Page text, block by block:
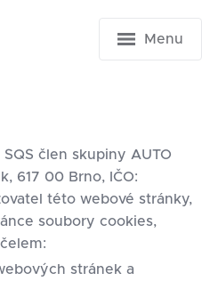
Menu
člen skupiny AUTO
617 00 Brno, IČO:
této webové stránky,
soubory cookies,
stránek a